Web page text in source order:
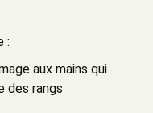
:
aux mains qui
des rangs